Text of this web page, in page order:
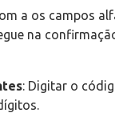
a os campos
na
: Digitar o